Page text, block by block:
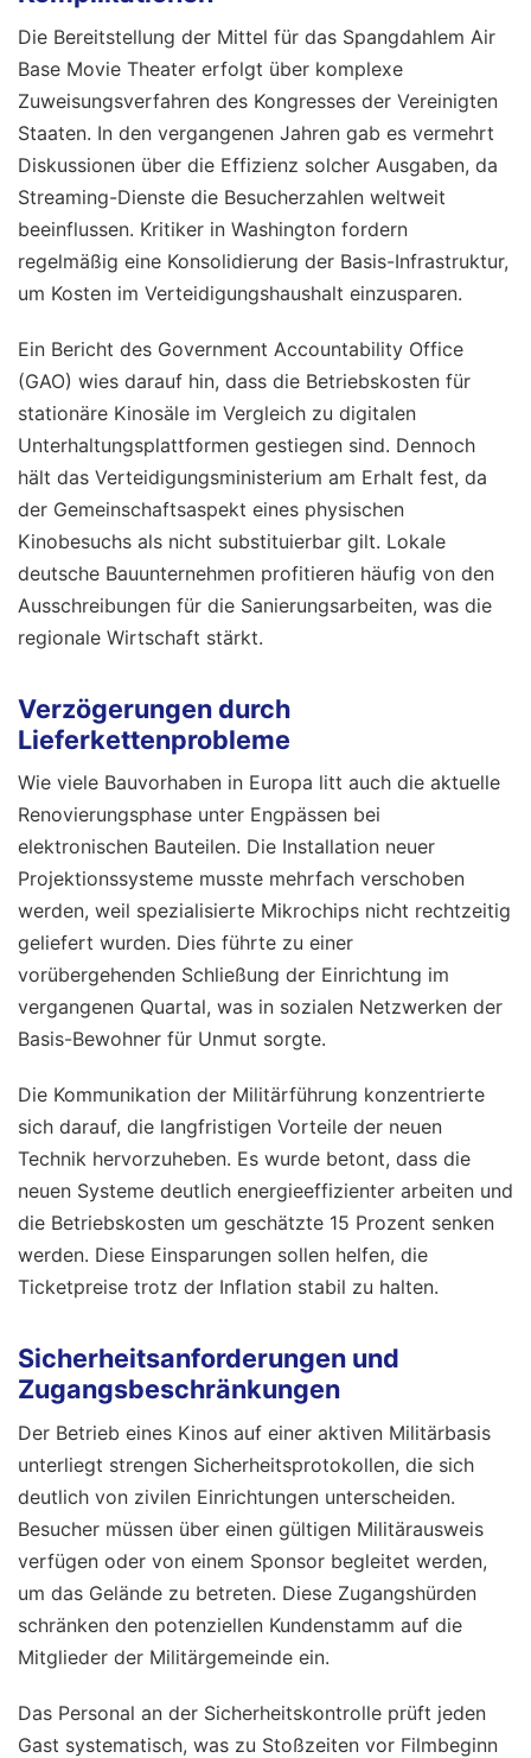
Die Bereitstellung der Mittel für das Spangdahlem Air
Base Movie Theater erfolgt über komplexe
Zuweisungsverfahren des Kongresses der Vereinigten
Staaten. In den vergangenen Jahren gab es vermehrt
Diskussionen über die Effizienz solcher Ausgaben, da
Streaming-Dienste die Besucherzahlen weltweit
beeinflussen. Kritiker in Washington fordern
regelmäßig eine Konsolidierung der Basis-Infrastruktur,
um Kosten im Verteidigungshaushalt einzusparen.
Ein Bericht des Government Accountability Office
(GAO) wies darauf hin, dass die Betriebskosten für
stationäre Kinosäle im Vergleich zu digitalen
Unterhaltungsplattformen gestiegen sind. Dennoch
hält das Verteidigungsministerium am Erhalt fest, da
der Gemeinschaftsaspekt eines physischen
Kinobesuchs als nicht substituierbar gilt. Lokale
deutsche Bauunternehmen profitieren häufig von den
Ausschreibungen für die Sanierungsarbeiten, was die
regionale Wirtschaft stärkt.
Verzögerungen durch
Lieferkettenprobleme
Wie viele Bauvorhaben in Europa litt auch die aktuelle
Renovierungsphase unter Engpässen bei
elektronischen Bauteilen. Die Installation neuer
Projektionssysteme musste mehrfach verschoben
werden, weil spezialisierte Mikrochips nicht rechtzeitig
geliefert wurden. Dies führte zu einer
vorübergehenden Schließung der Einrichtung im
vergangenen Quartal, was in sozialen Netzwerken der
Basis-Bewohner für Unmut sorgte.
Die Kommunikation der Militärführung konzentrierte
sich darauf, die langfristigen Vorteile der neuen
Technik hervorzuheben. Es wurde betont, dass die
neuen Systeme deutlich energieeffizienter arbeiten und
die Betriebskosten um geschätzte 15 Prozent senken
werden. Diese Einsparungen sollen helfen, die
Ticketpreise trotz der Inflation stabil zu halten.
Sicherheitsanforderungen und
Zugangsbeschränkungen
Der Betrieb eines Kinos auf einer aktiven Militärbasis
unterliegt strengen Sicherheitsprotokollen, die sich
deutlich von zivilen Einrichtungen unterscheiden.
Besucher müssen über einen gültigen Militärausweis
verfügen oder von einem Sponsor begleitet werden,
um das Gelände zu betreten. Diese Zugangshürden
schränken den potenziellen Kundenstamm auf die
Mitglieder der Militärgemeinde ein.
Das Personal an der Sicherheitskontrolle prüft jeden
Gast systematisch, was zu Stoßzeiten vor Filmbeginn